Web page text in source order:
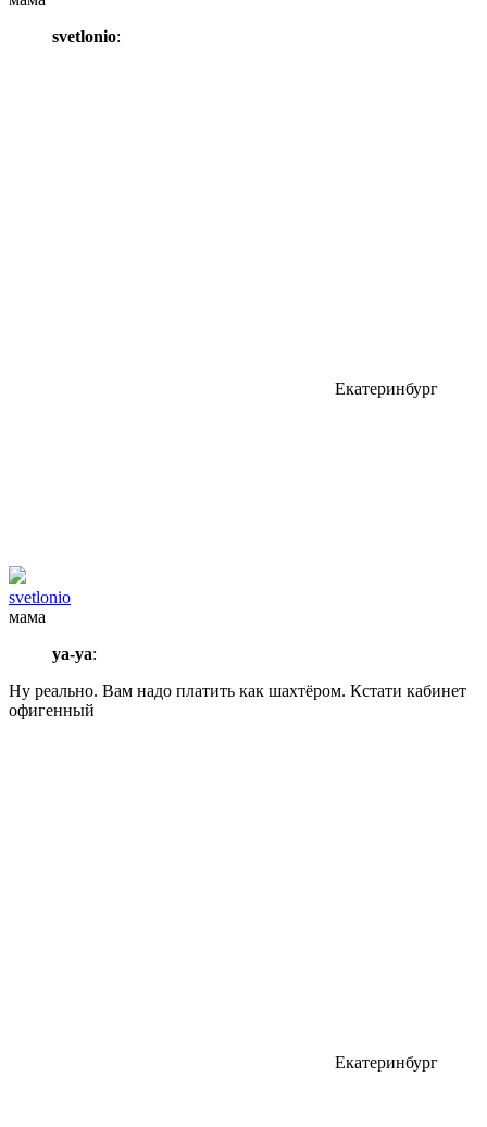
svetlonio:
Екатеринбург
svetlonio
мама
уа-уа:
Ну реально. Вам надо платить как шахтёром. Кстати кабинет
офигенный
Екатеринбург